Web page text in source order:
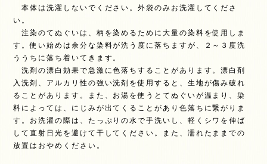
本体は洗濯しないでください。外袋のみお洗濯してくださ
い。
注染のてぬぐいは、柄を染めるために大量の染料を使用しま
す。使い始めは余分な染料が洗う度に落ちますが、２～３度洗
ううちに落ち着いてきます。
洗剤の漂白効果で急激に色落ちすることがあります。漂白剤
入洗剤、アルカリ性の強い洗剤を使用すると、生地が傷み破れ
ることがあります。また、お湯を使うとてぬぐいが温まり、染
料によっては、にじみが出てくることがあり色落ちに繋がりま
す。お洗濯の際は、たっぷりの水で手洗いし、軽くシワを伸ば
して直射日光を避けて干してください。また、濡れたままでの
放置はおやめください。